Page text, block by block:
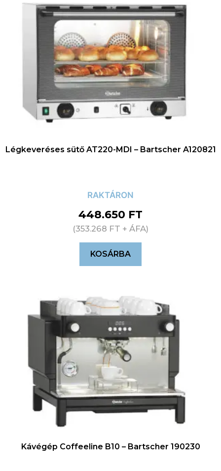
Légkeveréses sütő AT220-MDI – Bartscher A120821
RAKTÁRON
448.650 FT
(353.268 FT + ÁFA)
KOSÁRBA
Kávégép Coffeeline B10 – Bartscher 190230